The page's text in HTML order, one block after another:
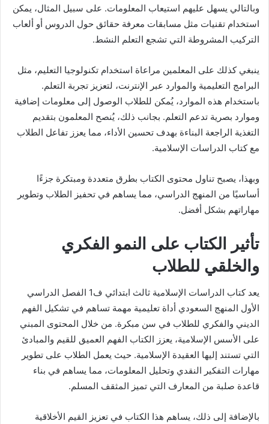
وبالتالي يسهل عليهم استيعاب المعلومات. على سبيل المثال، يمكن
استخدام تقنيات مثل مسابقات معرفة حقائق حول الدروس أو ألعاب
التركيب المشروطة التي تشجع التعلم النشط.
ينبغي كذلك على المعلمين مراعاة استخدام تكنولوجيا التعليم، مثل
البرامج التعليمية والموارد عبر الإنترنت، لتعزيز تجربة التعلم.
باستخدام هذه الموارد، يُمكن للطلاب الوصول إلى معلومات إضافية
وموارد بصرية تدعم التعلم. بجانب ذلك، يُنصح المعلمون بتقديم
التغذية الراجعة البناءة بهدف تحسين الأداء، مما يعزز تفاعل الطلاب
مع كتاب الدراسات الإسلامية.
وبهذا، يصبح تناول محتوى الكتاب بطرق متعددة ومبتكرة جزءًا
أساسيًا من المنهج الدراسي، مما يساهم في تحفيز الطلاب وتطوير
مهاراتهم بشكل أفضل.
تأثير الكتاب على النمو الفكري
والخلقي للطلاب
يعد كتاب الدراسات الإسلامية ثالث ابتدائي ف1 الفصل الدراسي
الأول المنهج السعودي أداة تعليمية مهمة تساهم في تشكيل الفهم
الديني والفكري للطلاب في سن مبكرة. من خلال المحتوى المبني
على الأسس الإسلامية، يعزز الكتاب الفهم العميق للقيم والمبادئ
التي تستند إليها العقيدة الإسلامية. حيث يعمل الطلاب على تطوير
مهارات التفكير النقدي وتحليل المعلومات، مما يساهم في بناء
قاعدة صلبة من المعارف التي تميز المثقف المسلم.
بالإضافة إلى ذلك، يساهم هذا الكتاب في تعزيز القيم الأخلاقية